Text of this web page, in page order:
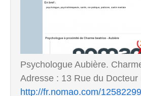
Psychologue Aubière.
Adresse : 13 Rue du
http://fr.nomao.com/